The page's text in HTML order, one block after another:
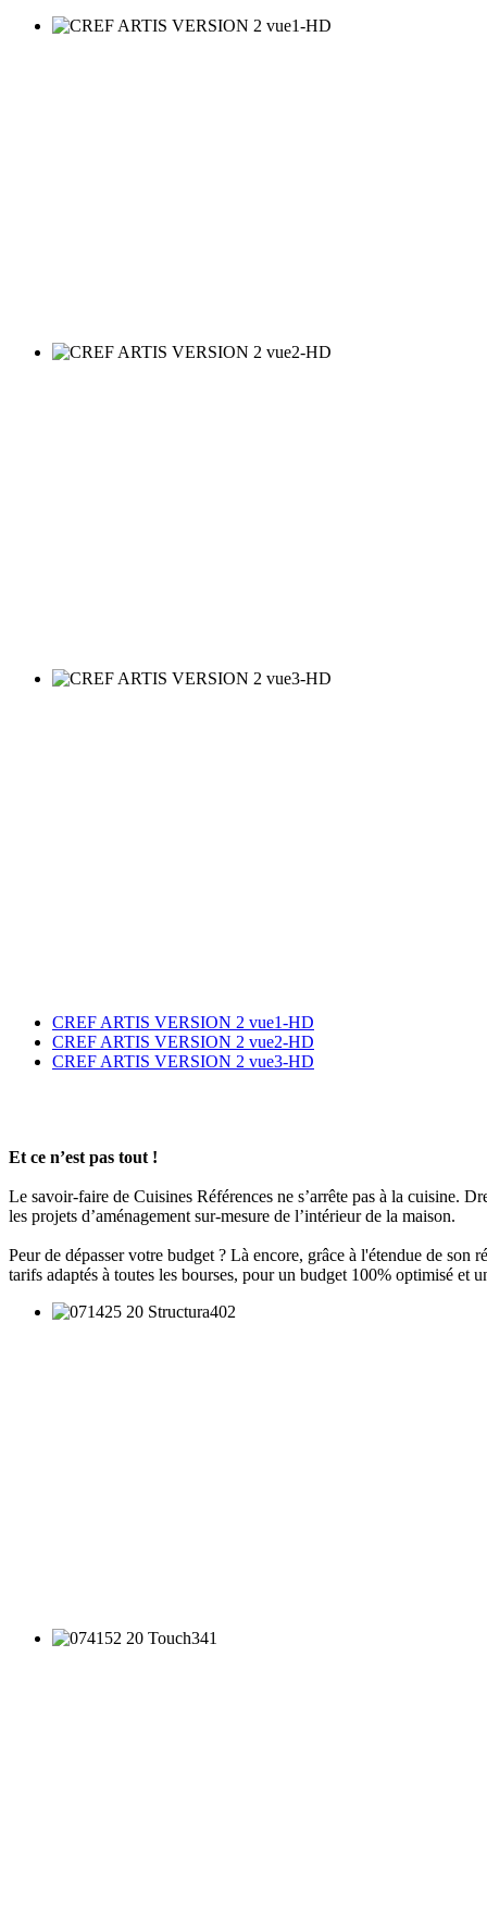
CREF ARTIS VERSION 2 vue1-HD
CREF ARTIS VERSION 2 vue2-HD
CREF ARTIS VERSION 2 vue3-HD
Et ce n’est pas tout !
Le savoir-faire de Cuisines Références ne s’arrête pas à la cuisine.
les projets d’aménagement sur-mesure de l’intérieur de la maison.
Peur de dépasser votre budget ? Là encore, grâce à l'étendue de son
tarifs adaptés à toutes les bourses, pour un budget 100% optimisé et